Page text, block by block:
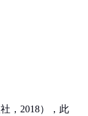
，2018），此